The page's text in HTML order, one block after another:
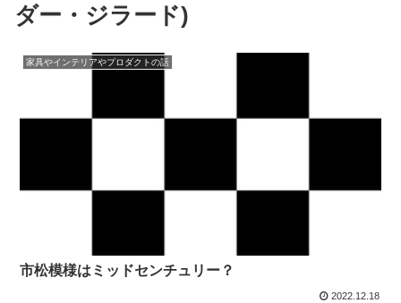
ダー・ジラード)
家具やインテリアやプロダクトの話
市松模様はミッドセンチュリー？
2022.12.18